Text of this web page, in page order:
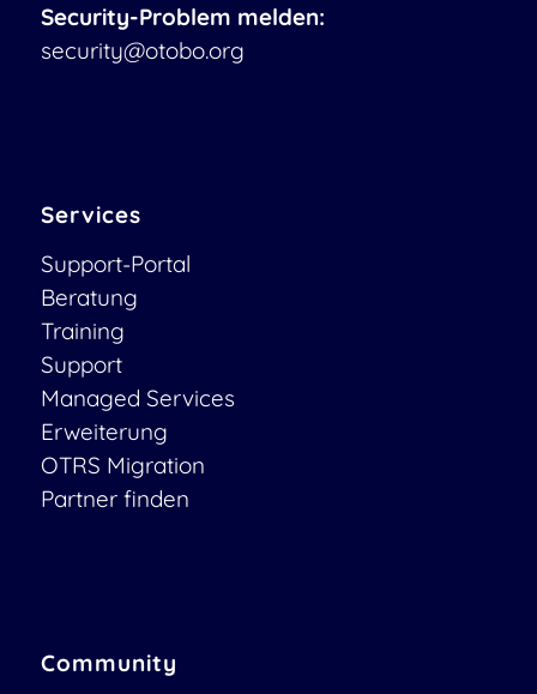
Security-Problem melden:
security@otobo.org
Services
Support-Portal
Beratung
Training
Support
Managed Services
Erweiterung
OTRS Migration
Partner finden
Community